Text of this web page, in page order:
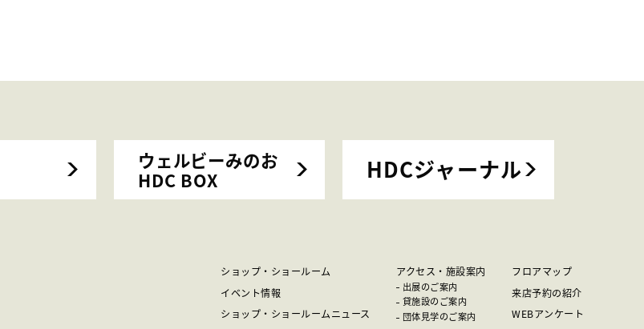
ウェルビーみのお
HDC BOX
HDCジャーナル
ショップ・ショールーム
イベント情報
ショップ・ショールームニュース
アクセス・施設案内
出展のご案内
貸施設のご案内
団体見学のご案内
フロアマップ
来店予約の紹介
WEBアンケート